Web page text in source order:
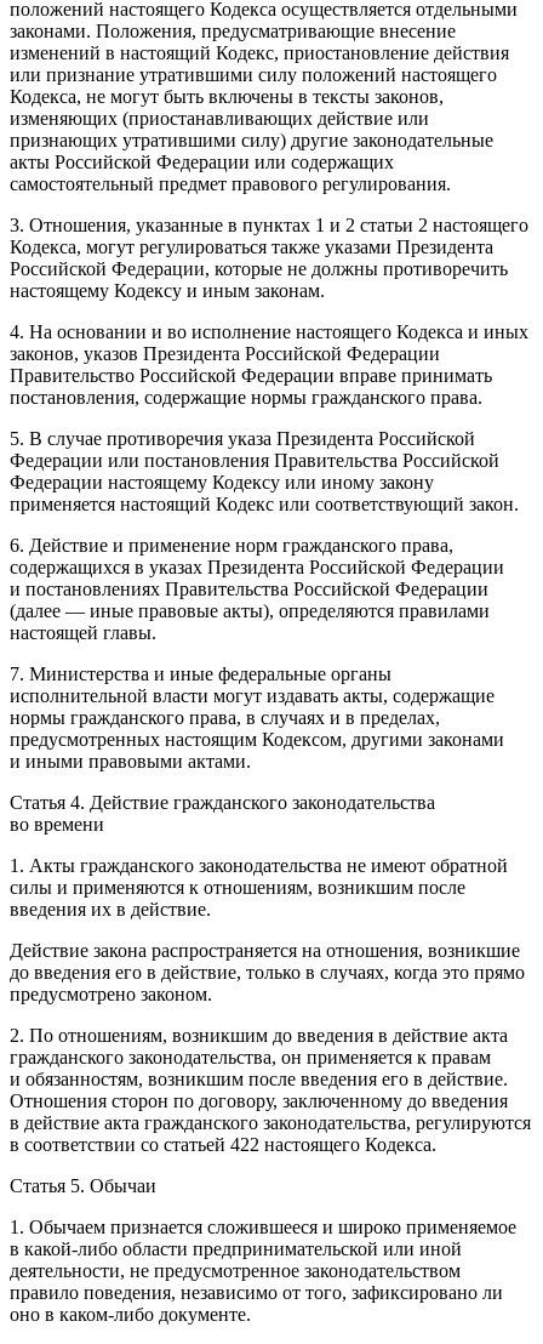
положений настоящего Кодекса осуществляется отдельными
законами. Положения, предусматривающие внесение
изменений в настоящий Кодекс, приостановление действия
или признание утратившими силу положений настоящего
Кодекса, не могут быть включены в тексты законов,
изменяющих (приостанавливающих действие или
признающих утратившими силу) другие законодательные
акты Российской Федерации или содержащих
самостоятельный предмет правового регулирования.
3. Отношения, указанные в пунктах 1 и 2 статьи 2 настоящего
Кодекса, могут регулироваться также указами Президента
Российской Федерации, которые не должны противоречить
настоящему Кодексу и иным законам.
4. На основании и во исполнение настоящего Кодекса и иных
законов, указов Президента Российской Федерации
Правительство Российской Федерации вправе принимать
постановления, содержащие нормы гражданского права.
5. В случае противоречия указа Президента Российской
Федерации или постановления Правительства Российской
Федерации настоящему Кодексу или иному закону
применяется настоящий Кодекс или соответствующий закон.
6. Действие и применение норм гражданского права,
содержащихся в указах Президента Российской Федерации
и постановлениях Правительства Российской Федерации
(далее — иные правовые акты), определяются правилами
настоящей главы.
7. Министерства и иные федеральные органы
исполнительной власти могут издавать акты, содержащие
нормы гражданского права, в случаях и в пределах,
предусмотренных настоящим Кодексом, другими законами
и иными правовыми актами.
Статья 4. Действие гражданского законодательства
во времени
1. Акты гражданского законодательства не имеют обратной
силы и применяются к отношениям, возникшим после
введения их в действие.
Действие закона распространяется на отношения, возникшие
до введения его в действие, только в случаях, когда это прямо
предусмотрено законом.
2. По отношениям, возникшим до введения в действие акта
гражданского законодательства, он применяется к правам
и обязанностям, возникшим после введения его в действие.
Отношения сторон по договору, заключенному до введения
в действие акта гражданского законодательства, регулируются
в соответствии со статьей 422 настоящего Кодекса.
Статья 5. Обычаи
1. Обычаем признается сложившееся и широко применяемое
в какой-либо области предпринимательской или иной
деятельности, не предусмотренное законодательством
правило поведения, независимо от того, зафиксировано ли
оно в каком-либо документе.